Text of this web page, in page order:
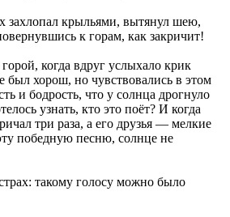
захлопал крыльями, вытянул шею,
к горам, как закричит!
когда вдруг услыхало крик
был хорош, но чувствовались в этом
и бодрость, что у солнца дрогнуло
узнать, кто это поёт? И когда
три раза, а его друзья — мелкие
победную песню, солнце не
такому голосу можно было